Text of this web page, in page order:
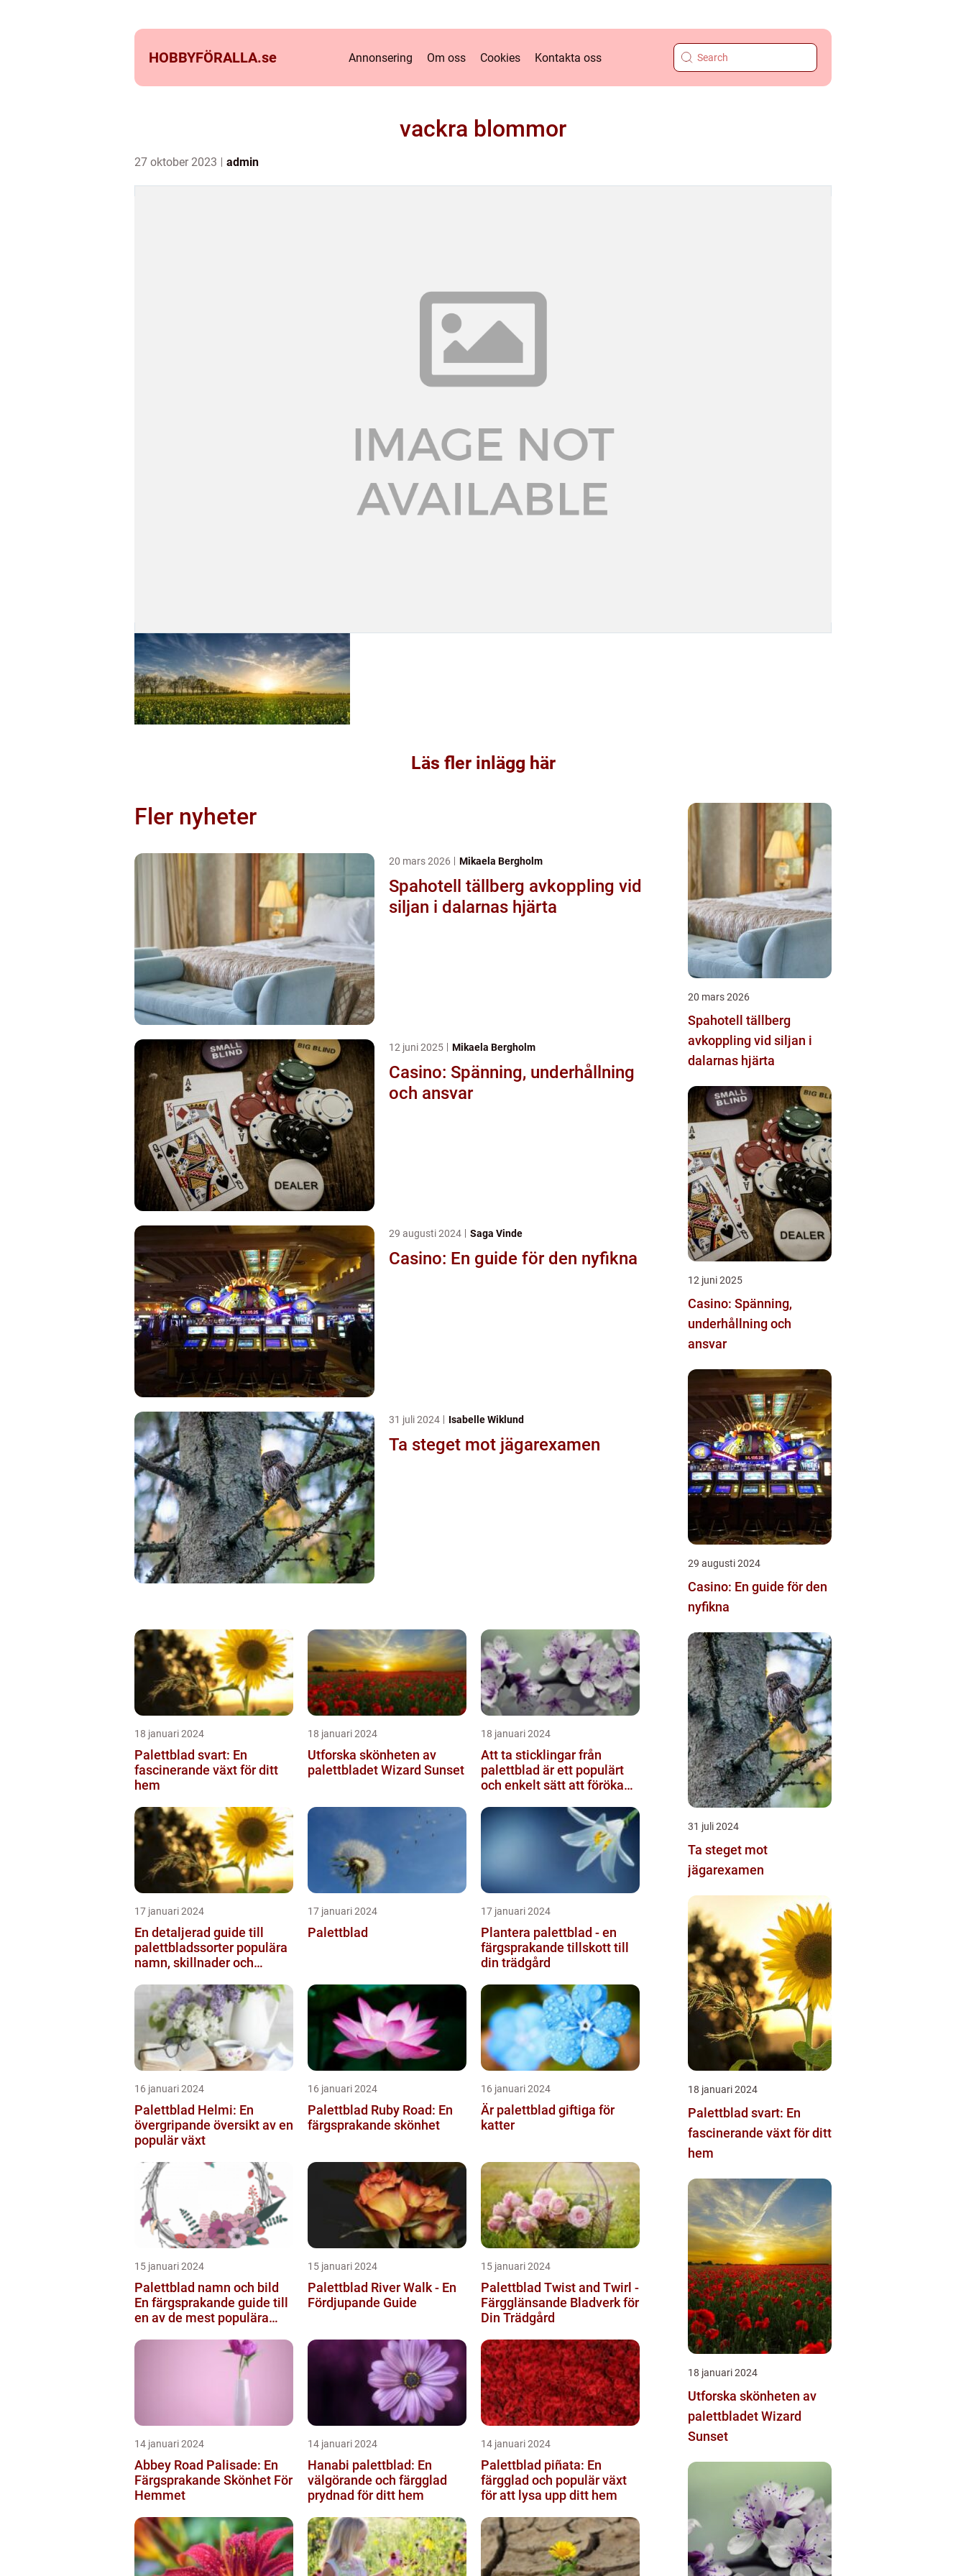
HOBBYFÖRALLA.se Annonsering Om oss Cookies Kontakta oss
vackra blommor
27 oktober 2023 admin
Läs fler inlägg här
Fler nyheter
20 mars 2026 Mikaela Bergholm
Spahotell tällberg avkoppling vid
siljan i dalarnas hjärta
12 juni 2025 Mikaela Bergholm
Casino: Spänning, underhållning
och ansvar
29 augusti 2024 Saga Vinde
Casino: En guide för den nyfikna
31 juli 2024 Isabelle Wiklund
Ta steget mot jägarexamen
18 januari 2024
Palettblad svart: En
fascinerande växt för ditt
hem
18 januari 2024
Utforska skönheten av
palettbladet Wizard Sunset
18 januari 2024
Att ta sticklingar från
palettblad är ett populärt
och enkelt sätt att föröka
17 januari 2024
En detaljerad guide till
palettbladssorter populära
namn, skillnader och
17 januari 2024
Palettblad
17 januari 2024
Plantera palettblad - en
färgsprakande tillskott till
din trädgård
16 januari 2024
Palettblad Helmi: En
övergripande översikt av en
populär växt
16 januari 2024
Palettblad Ruby Road: En
färgsprakande skönhet
16 januari 2024
Är palettblad giftiga för
katter
15 januari 2024
Palettblad namn och bild
En färgsprakande guide till
en av de mest populära
15 januari 2024
Palettblad River Walk - En
Fördjupande Guide
15 januari 2024
Palettblad Twist and Twirl -
Färgglänsande Bladverk för
Din Trädgård
14 januari 2024
Abbey Road Palisade: En
Färgsprakande Skönhet För
Hemmet
14 januari 2024
Hanabi palettblad: En
välgörande och färgglad
prydnad för ditt hem
14 januari 2024
Palettblad piñata: En
färgglad och populär växt
för att lysa upp ditt hem
20 mars 2026
Spahotell tällberg
avkoppling vid siljan i
dalarnas hjärta
12 juni 2025
Casino: Spänning,
underhållning och
ansvar
29 augusti 2024
Casino: En guide för den
nyfikna
31 juli 2024
Ta steget mot
jägarexamen
18 januari 2024
Palettblad svart: En
fascinerande växt för ditt
hem
18 januari 2024
Utforska skönheten av
palettbladet Wizard
Sunset